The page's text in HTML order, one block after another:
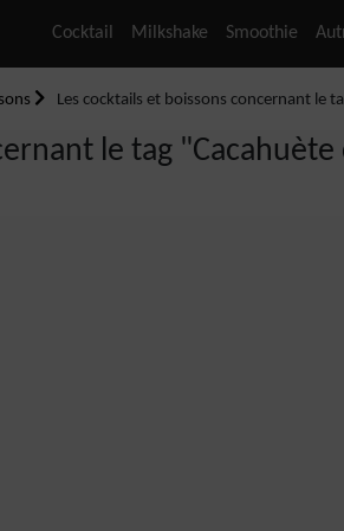
Cocktail Milkshake Smoothie
Les cocktails et boissons concernant le
le tag